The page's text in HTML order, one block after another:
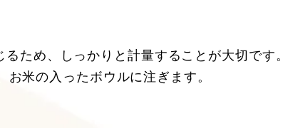
ため、しっかりと計量することが大切です。
米の入ったボウルに注ぎます。